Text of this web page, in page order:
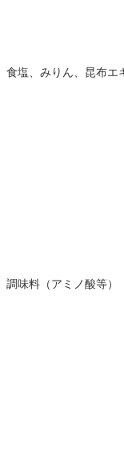
食塩、みりん、昆布
味料（アミノ酸等）